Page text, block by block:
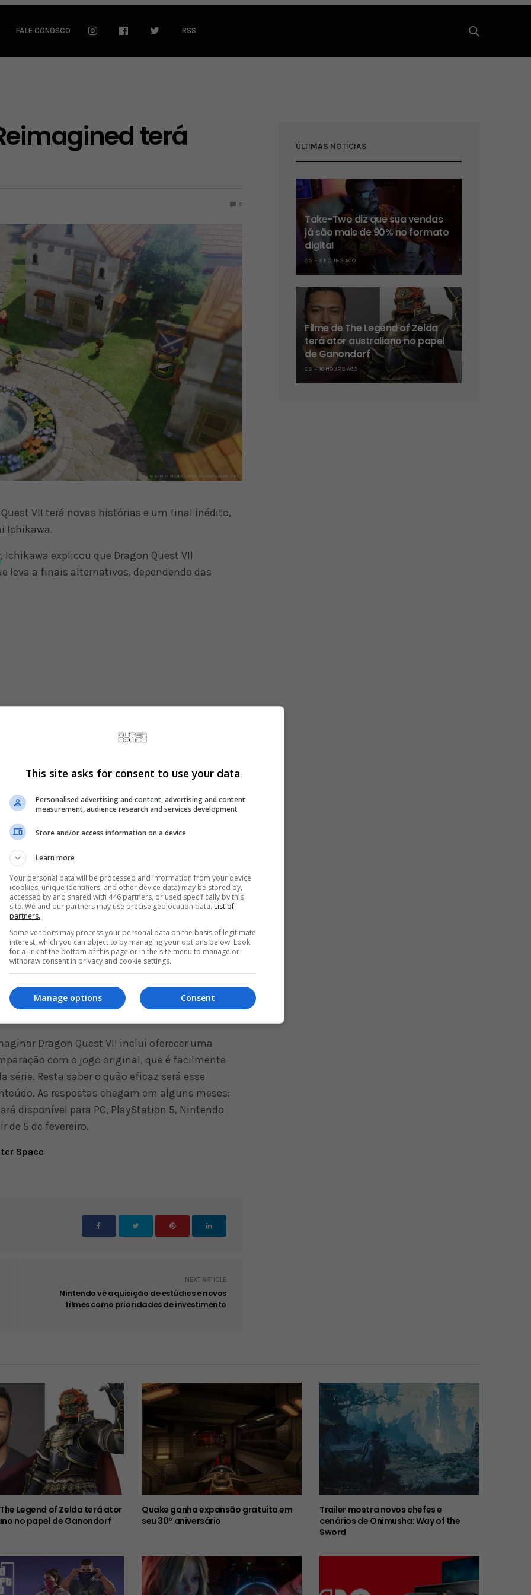
FALE CONOSCO RSS
terá
0
VII terá novas histórias e um final inédito,
Ichikawa.
, Ichikawa explicou que Dragon Quest VII
leva a finais alternativos, dependendo das
dependendo de certas escolhas do jogador,
novo. Mesmo aqueles que já
poderão desfrutar de uma experiência narrativa
Ichikawa.
a natureza exata desse novo final, mas acredita
perspectiva para a história, já conhecida por
final, várias mudanças importantes serão feitas
Uma das mais importantes será o corte de parte
o Cassino, o Parque dos Monstros, o Ranking
com intuito de reduzir um pouco a duração
Dragon Quest VII inclui oferecer uma
com o jogo original, que é facilmente
série. Resta saber o quão eficaz será esse
As respostas chegam em alguns meses:
disponível para PC, PlayStation 5, Nintendo
de 5 de fevereiro.
Space
NEXT ARTICLE
Nintendo vê aquisição de estúdios e novos
filmes como prioridades de investimento
ÚLTIMAS NOTÍCIAS
Take-Two diz que sua vendas
já são mais de 90% no formato
digital
OS 8 HOURS AGO
Filme de The Legend of Zelda
terá ator australiano no papel
de Ganondorf
OS 10 HOURS AGO
Legend of Zelda terá ator
no papel de Ganondorf
Quake ganha expansão gratuita em
seu 30º aniversário
Trailer mostra novos chefes e
cenários de Onimusha: Way of the
Sword
This site asks for consent to use your data
Personalised advertising and content, advertising and content
measurement, audience research and services development
Store and/or access information on a device
Learn more
Your personal data will be processed and information from your device
(cookies, unique identifiers, and other device data) may be stored by,
accessed by and shared with 446 partners, or used specifically by this
site. We and our partners may use precise geolocation data. List of
partners.
Some vendors may process your personal data on the basis of legitimate
interest, which you can object to by managing your options below. Look
for a link at the bottom of this page or in the site menu to manage or
withdraw consent in privacy and cookie settings.
Consent
Manage options